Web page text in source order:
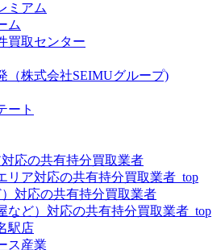
ミアム
ム
買取センター
（株式会社SEIMUグループ)
ート
応の共有持分買取業者
リア対応の共有持分買取業者_top
対応の共有持分買取業者
など）対応の共有持分買取業者_top
駅店
ス産業